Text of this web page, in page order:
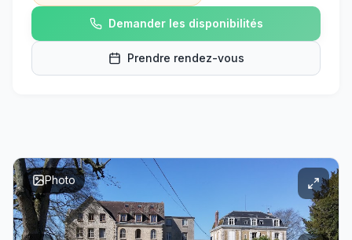
Demander les disponibilités
Prendre rendez-vous
Photo